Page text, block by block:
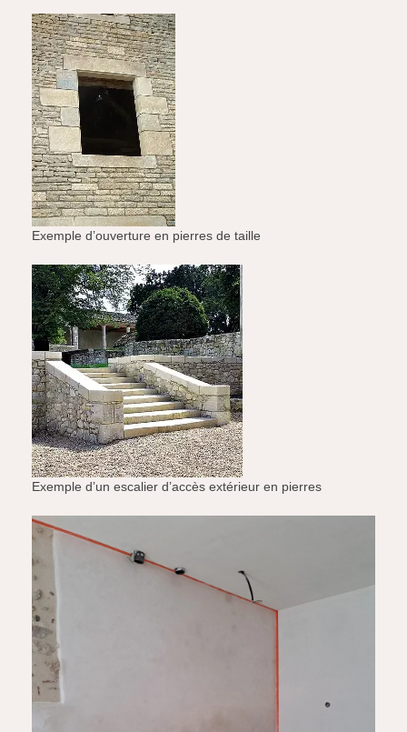
Exemple d’ouverture en pierres de taille
Exemple d’un escalier d’accès extérieur en pierres